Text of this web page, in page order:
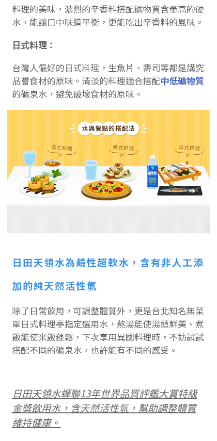
料理的美味，濃烈的辛香料搭配礦物質含量高的硬
水，能讓口中味道平衡，更能吃出辛香料的風味。
日式料理：
台灣人偏好的日式料理，生魚片、壽司等都是講究
品嘗食材的原味。清淡的料理適合搭配中低礦物質
的礦泉水，避免破壞食材的原味。
日田天領水為鹼性超軟水，含有非人工添
加的純天然活性氫
除了日常飲用，可調整體質外，更是台北知名無菜
單日式料理亭指定選用水，熬湯能使湯頭鮮美、煮
飯能使米飯蓬鬆，下次享用異國料理時，不妨試試
搭配不同的礦泉水，也許能有不同的感受。
日田天領水蟬聯13年世界品質評鑑大賞特級
金獎飲用水，含天然活性氫，幫助調整體質
維持健康。